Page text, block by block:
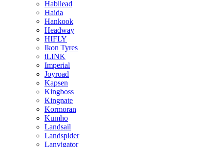
Habilead
Haida
Hankook
Headway
HIFLY
Ikon Tyres
iLINK
Imperial
Joyroad
Kapsen
Kingboss
Kingnate
Kormoran
Kumho
Landsail
Landspider
Lanvigator